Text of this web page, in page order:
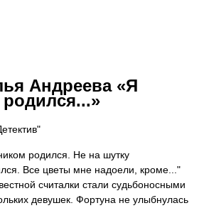
Андреева «Я
родился. Не на шутку
Все цветы мне надоели, кроме..."
считалки стали судьбоносными
девушек. Фортуна не улыбнулась